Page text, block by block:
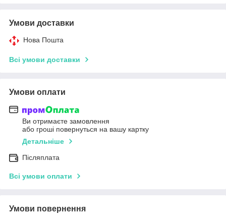
Умови доставки
Нова Пошта
Всі умови доставки
Умови оплати
Ви отримаєте замовлення
або гроші повернуться на вашу картку
Детальніше
Післяплата
Всі умови оплати
Умови повернення